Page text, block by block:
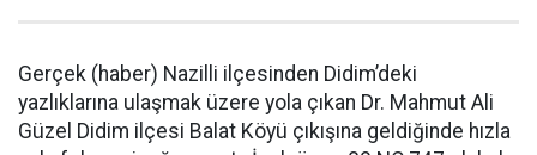
Gerçek (haber) Nazilli ilçesinden Didim’deki
yazlıklarına ulaşmak üzere yola çıkan Dr. Mahmut Ali
Güzel Didim ilçesi Balat Köyü çıkışına geldiğinde hızla